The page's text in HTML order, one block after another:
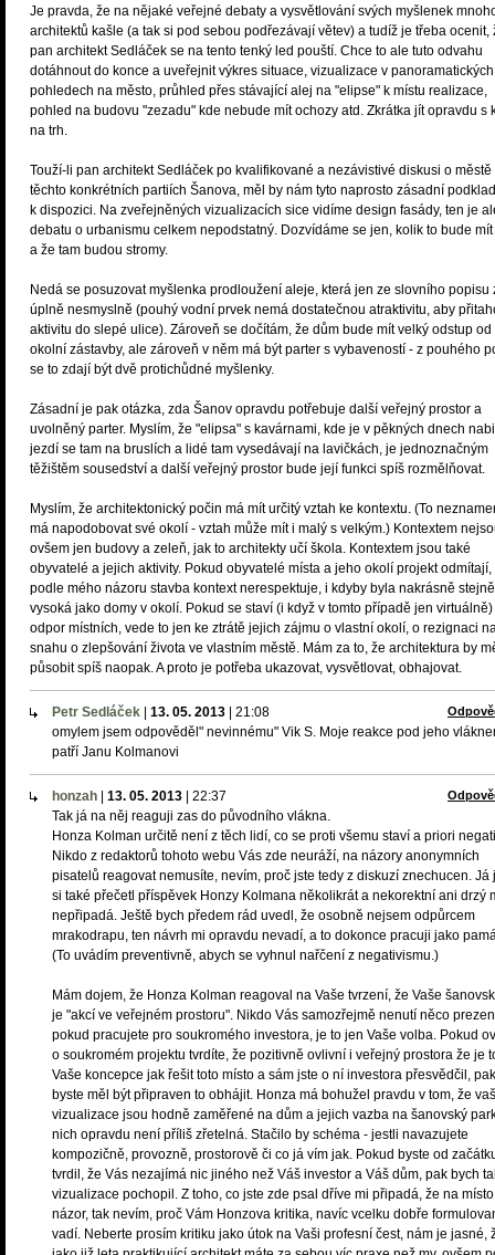
Je pravda, že na nějaké veřejné debaty a vysvětlování svých myšlenek
architektů kašle (a tak si pod sebou podřezávají větev) a tudíž je třeba ocenit,
pan architekt Sedláček se na tento tenký led pouští. Chce to ale tuto odvahu
dotáhnout do konce a uveřejnit výkres situace, vizualizace v panoramatických
pohledech na město, průhled přes stávající alej na "elipse" k místu realizace,
pohled na budovu "zezadu" kde nebude mít ochozy atd. Zkrátka jít opravdu s
na trh.
Touží-li pan architekt Sedláček po kvalifikované a nezávistivé diskusi o městě
těchto konkrétních partiích Šanova, měl by nám tyto naprosto zásadní
k dispozici. Na zveřejněných vizualizacích sice vidíme design fasády, ten je
debatu o urbanismu celkem nepodstatný. Dozvídáme se jen, kolik to bude
a že tam budou stromy.
Nedá se posuzovat myšlenka prodloužení aleje, která jen ze slovního popisu
úplně nesmyslně (pouhý vodní prvek nemá dostatečnou atraktivitu, aby
aktivitu do slepé ulice). Zároveň se dočítám, že dům bude mít velký odstup od
okolní zástavby, ale zároveň v něm má být parter s vybaveností - z pouhého
se to zdají být dvě protichůdné myšlenky.
Zásadní je pak otázka, zda Šanov opravdu potřebuje další veřejný prostor a
uvolněný parter. Myslím, že "elipsa" s kavárnami, kde je v pěkných dnech
jezdí se tam na bruslích a lidé tam vysedávají na lavičkách, je jednoznačným
těžištěm sousedství a další veřejný prostor bude její funkci spíš rozmělňovat.
Myslím, že architektonický počin má mít určitý vztah ke kontextu. (To
má napodobovat své okolí - vztah může mít i malý s velkým.) Kontextem
ovšem jen budovy a zeleň, jak to architekty učí škola. Kontextem jsou také
obyvatelé a jejich aktivity. Pokud obyvatelé místa a jeho okolí projekt odmítají,
podle mého názoru stavba kontext nerespektuje, i kdyby byla nakrásně stejně
vysoká jako domy v okolí. Pokud se staví (i když v tomto případě jen
odpor místních, vede to jen ke ztrátě jejich zájmu o vlastní okolí, o rezignaci
snahu o zlepšování života ve vlastním městě. Mám za to, že architektura by
působit spíš naopak. A proto je potřeba ukazovat, vysvětlovat, obhajovat.
Petr Sedláček 13. 05. 2013 21:08
omylem jsem odpověděl" nevinnému" Vik S. Moje reakce pod jeho
patří Janu Kolmanovi
honzah 13. 05. 2013 22:37
Tak já na něj reaguji zas do původního vlákna.
Honza Kolman určitě není z těch lidí, co se proti všemu staví a priori
Nikdo z redaktorů tohoto webu Vás zde neuráží, na názory anonymních
pisatelů reagovat nemusíte, nevím, proč jste tedy z diskuzí znechucen. Já
si také přečetl příspěvek Honzy Kolmana několikrát a nekorektní ani drzý
nepřipadá. Ještě bych předem rád uvedl, že osobně nejsem odpůrcem
mrakodrapu, ten návrh mi opravdu nevadí, a to dokonce pracuji jako
(To uvádím preventivně, abych se vyhnul nařčení z negativismu.)
Mám dojem, že Honza Kolman reagoval na Vaše tvrzení, že Vaše
je "akcí ve veřejném prostoru". Nikdo Vás samozřejmě nenutí něco
pokud pracujete pro soukromého investora, je to jen Vaše volba. Pokud
o soukromém projektu tvrdíte, že pozitivně ovlivní i veřejný prostora že je
Vaše koncepce jak řešit toto místo a sám jste o ní investora přesvědčil, pak
byste měl být připraven to obhájit. Honza má bohužel pravdu v tom, že
vizualizace jsou hodně zaměřené na dům a jejich vazba na šanovský
nich opravdu není příliš zřetelná. Stačilo by schéma - jestli navazujete
kompozičně, provozně, prostorově či co já vím jak. Pokud byste od
tvrdil, že Vás nezajímá nic jiného než Váš investor a Váš dům, pak bych
vizualizace pochopil. Z toho, co jste zde psal dříve mi připadá, že na
názor, tak nevím, proč Vám Honzova kritika, navíc vcelku dobře
vadí. Neberte prosím kritiku jako útok na Vaši profesní čest, nám je jasné,